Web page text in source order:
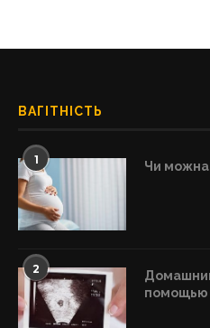
ВАГІТНІСТЬ
1 Чи можна
2
помощью